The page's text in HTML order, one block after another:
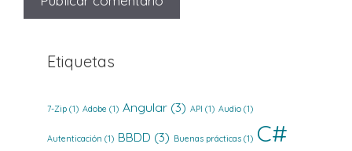
Etiquetas
7-Zip (1) Adobe (1) Angular (3) API (1) Audio (1)
Autenticación (1) BBDD (3) Buenas prácticas (1) C#